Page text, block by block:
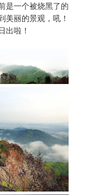
是一个被烧黑了的
美丽的景观，吼！
出啦！